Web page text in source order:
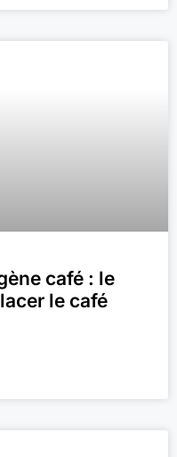
café : le
le café